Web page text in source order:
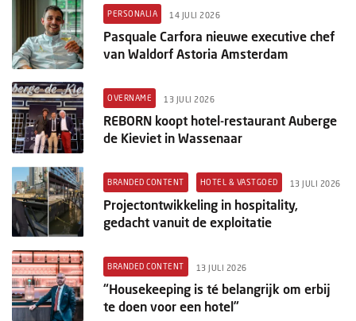
PERSONALIA 14 JULI 2026
Pasquale Carfora nieuwe executive chef
van Waldorf Astoria Amsterdam
OVERNAME 13 JULI 2026
REBORN koopt hotel-restaurant Auberge
de Kieviet in Wassenaar
BRANDED CONTENT HOTEL & VASTGOED 13 JULI 2026
Projectontwikkeling in hospitality,
gedacht vanuit de exploitatie
BRANDED CONTENT 13 JULI 2026
“Housekeeping is té belangrijk om erbij
te doen voor een hotel”